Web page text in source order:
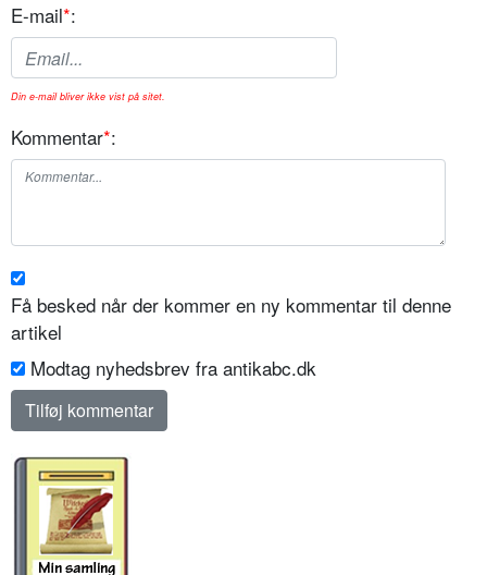
E-mail*:
Din e-mail bliver ikke vist på sitet.
Kommentar*:
Få besked når der kommer en ny kommentar til denne
artikel
Modtag nyhedsbrev fra antikabc.dk